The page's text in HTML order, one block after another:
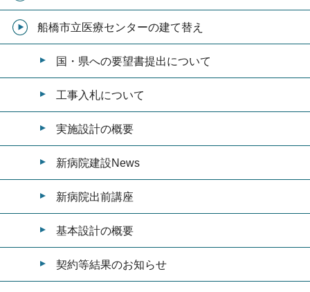
船橋市立医療センターの建て替え
国・県への要望書提出について
工事入札について
実施設計の概要
新病院建設News
新病院出前講座
基本設計の概要
契約等結果のお知らせ